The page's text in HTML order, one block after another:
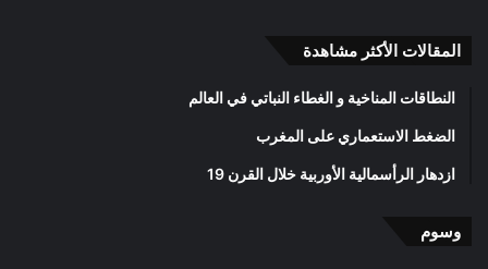
المقالات الأكثر مشاهدة
النطاقات المناخية و الغطاء النباتي في العالم
الضغط الاستعماري على المغرب
ازدهار الرأسمالية الأوربية خلال القرن 19
وسوم